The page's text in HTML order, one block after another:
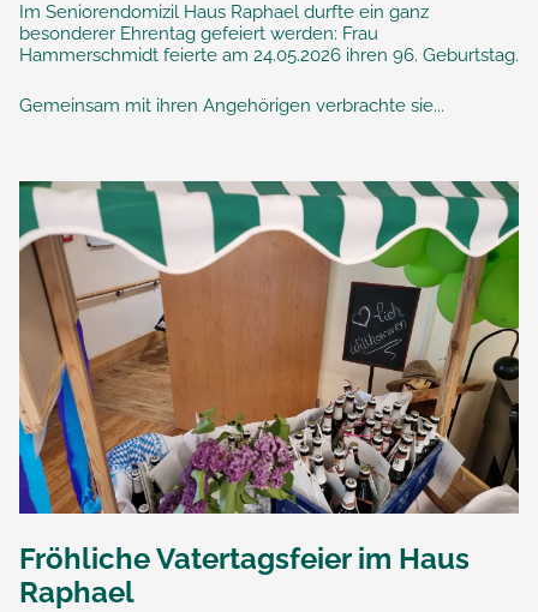
Im Seniorendomizil Haus Raphael durfte ein ganz
besonderer Ehrentag gefeiert werden: Frau
Hammerschmidt feierte am 24.05.2026 ihren 96. Geburtstag.
Gemeinsam mit ihren Angehörigen verbrachte sie...
Fröhliche Vatertagsfeier im Haus
Raphael